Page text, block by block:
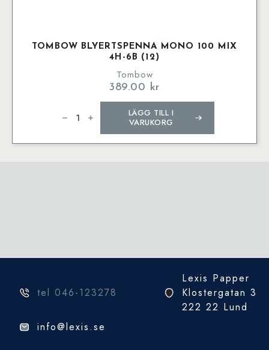
TOMBOW BLYERTSPENNA MONO 100 MIX
4H-6B (12)
Tombow
389.00 kr
blyertspenna
MONO
4H-
LÄGG TILL I
VARUKORG
tel 046-123278
Lexis Papper
Klostergatan 3
222 22 Lund
info@lexis.se